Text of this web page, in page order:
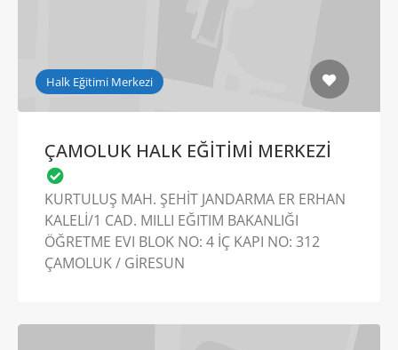
Halk Eğitimi Merkezi
ÇAMOLUK HALK EĞİTİMİ MERKEZİ
KURTULUŞ MAH. ŞEHİT JANDARMA ER ERHAN
KALELİ/1 CAD. MILLI EĞITIM BAKANLIĞI
ÖĞRETME EVI BLOK NO: 4 İÇ KAPI NO: 312
ÇAMOLUK / GİRESUN